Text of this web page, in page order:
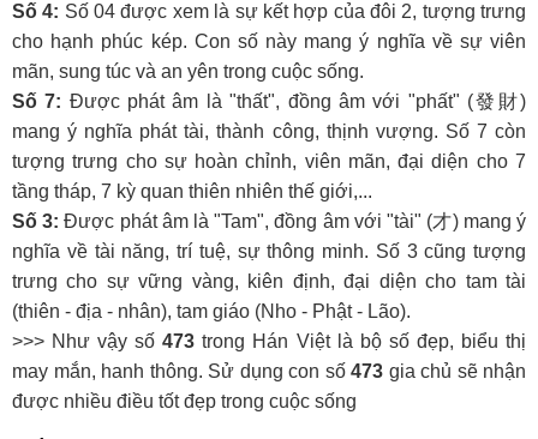
Số 4: Số 04 được xem là sự kết hợp của đôi 2, tượng trưng
cho hạnh phúc kép. Con số này mang ý nghĩa về sự viên
mãn, sung túc và an yên trong cuộc sống.
Số 7: Được phát âm là "thất", đồng âm với "phất" (發財)
mang ý nghĩa phát tài, thành công, thịnh vượng. Số 7 còn
tượng trưng cho sự hoàn chỉnh, viên mãn, đại diện cho 7
tầng tháp, 7 kỳ quan thiên nhiên thế giới,...
Số 3:Được phát âm là "Tam", đồng âm với "tài" (才) mang ý
nghĩa về tài năng, trí tuệ, sự thông minh. Số 3 cũng tượng
trưng cho sự vững vàng, kiên định, đại diện cho tam tài
(thiên - địa - nhân), tam giáo (Nho - Phật - Lão).
>>> Như vậy số473 trong Hán Việt là bộ số đẹp, biểu thị
may mắn, hanh thông. Sử dụng con số 473 gia chủ sẽ nhận
được nhiều điều tốt đẹp trong cuộc sống